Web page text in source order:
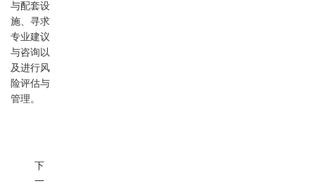
与配套设
施、寻求
专业建议
与咨询以
及进行风
险评估与
管理。
下
一